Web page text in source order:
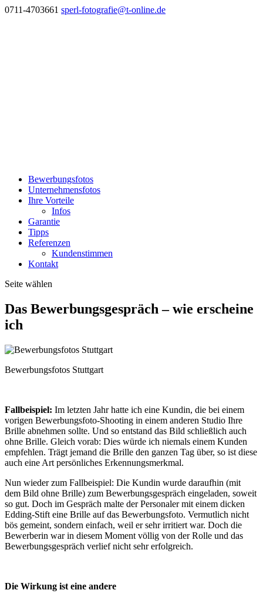
0711-4703661 sperl-fotografie@t-online.de
Bewerbungsfotos
Unternehmensfotos
Ihre Vorteile
Infos
Garantie
Tipps
Referenzen
Kundenstimmen
Kontakt
Seite wählen
Das Bewerbungsgespräch – wie erscheine
ich
Bewerbungsfotos Stuttgart
Fallbeispiel: Im letzten Jahr hatte ich eine Kundin, die bei einem
vorigen Bewerbungsfoto-Shooting in einem anderen Studio Ihre
Brille abnehmen sollte. Und so entstand das Bild schließlich auch
ohne Brille. Gleich vorab: Dies würde ich niemals einem Kunden
empfehlen. Trägt jemand die Brille den ganzen Tag über, so ist diese
auch eine Art persönliches Erkennungsmerkmal.
Nun wieder zum Fallbeispiel: Die Kundin wurde daraufhin (mit
dem Bild ohne Brille) zum Bewerbungsgespräch eingeladen, soweit
so gut. Doch im Gespräch malte der Personaler mit einem dicken
Edding-Stift eine Brille auf das Bewerbungsfoto. Vermutlich nicht
bös gemeint, sondern einfach, weil er sehr irritiert war. Doch die
Bewerberin war in diesem Moment völlig von der Rolle und das
Bewerbungsgespräch verlief nicht sehr erfolgreich.
Die Wirkung ist eine andere